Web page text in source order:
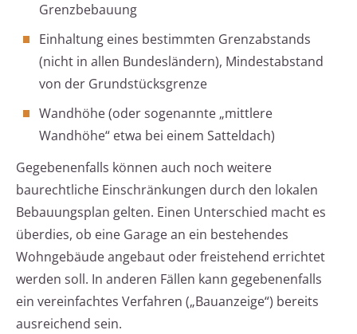
Grenzbebauung
Einhaltung eines bestimmten Grenzabstands
(nicht in allen Bundesländern), Mindestabstand
von der Grundstücksgrenze
Wandhöhe (oder sogenannte „mittlere
Wandhöhe“ etwa bei einem Satteldach)
Gegebenenfalls können auch noch weitere
baurechtliche Einschränkungen durch den lokalen
Bebauungsplan gelten. Einen Unterschied macht es
überdies, ob eine Garage an ein bestehendes
Wohngebäude angebaut oder freistehend errichtet
werden soll. In anderen Fällen kann gegebenenfalls
ein vereinfachtes Verfahren („Bauanzeige“) bereits
ausreichend sein.